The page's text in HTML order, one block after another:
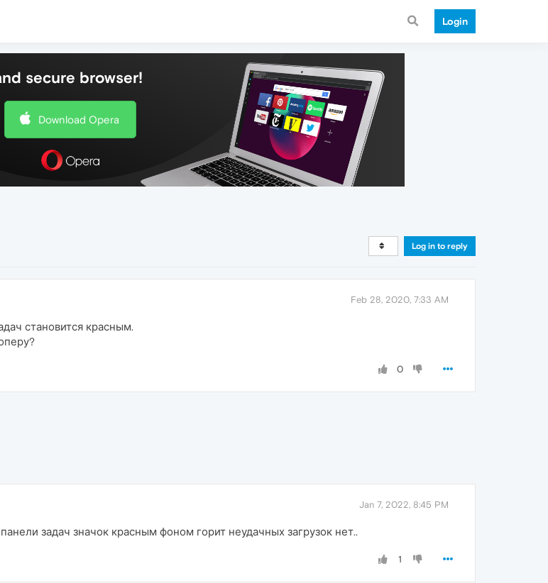
Login
secure browser!
Download Opera
Log in to reply
Feb 28, 2020, 7:33 AM
становится красным.
0
Jan 7, 2022, 8:45 PM
задач значок красным фоном горит неудачных загрузок нет..
1